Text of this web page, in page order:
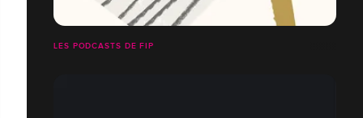
LES PODCASTS DE FIP